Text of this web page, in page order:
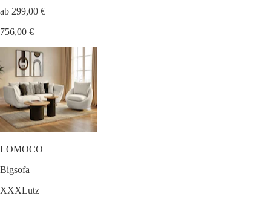
ab 299,00 €
756,00 €
LOMOCO
Bigsofa
XXXLutz